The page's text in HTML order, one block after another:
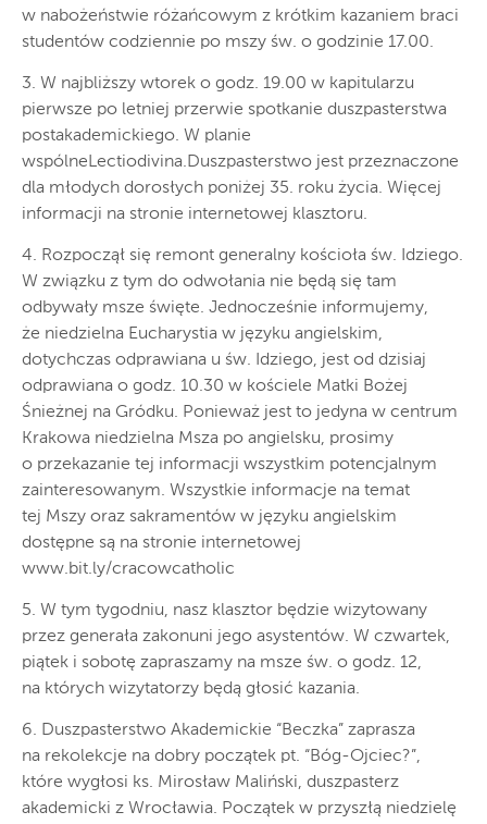
w nabożeństwie różańcowym z krótkim kazaniem braci
studentów codziennie po mszy św. o godzinie 17.00.
3. W najbliższy wtorek o godz. 19.00 w kapitularzu
pierwsze po letniej przerwie spotkanie duszpasterstwa
postakademickiego. W planie
wspólneLectiodivina.Duszpasterstwo jest przeznaczone
dla młodych dorosłych poniżej 35. roku życia. Więcej
informacji na stronie internetowej klasztoru.
4. Rozpoczął się remont generalny kościoła św. Idziego.
W związku z tym do odwołania nie będą się tam
odbywały msze święte. Jednocześnie informujemy,
że niedzielna Eucharystia w języku angielskim,
dotychczas odprawiana u św. Idziego, jest od dzisiaj
odprawiana o godz. 10.30 w kościele Matki Bożej
Śnieżnej na Gródku. Ponieważ jest to jedyna w centrum
Krakowa niedzielna Msza po angielsku, prosimy
o przekazanie tej informacji wszystkim potencjalnym
zainteresowanym. Wszystkie informacje na temat
tej Mszy oraz sakramentów w języku angielskim
dostępne są na stronie internetowej
www.bit.ly/cracowcatholic
5. W tym tygodniu, nasz klasztor będzie wizytowany
przez generała zakonuni jego asystentów. W czwartek,
piątek i sobotę zapraszamy na msze św. o godz. 12,
na których wizytatorzy będą głosić kazania.
6. Duszpasterstwo Akademickie “Beczka” zaprasza
na rekolekcje na dobry początek pt. “Bóg-Ojciec?”,
które wygłosi ks. Mirosław Maliński, duszpasterz
akademicki z Wrocławia. Początek w przyszłą niedzielę